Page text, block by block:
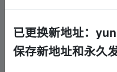
道级定位（
1013892390 3小
已更换新地址：
保存新地址和永久